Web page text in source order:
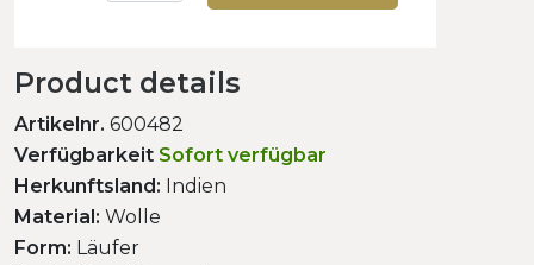
Product details
Artikelnr. 600482
Verfügbarkeit Sofort verfügbar
Herkunftsland: Indien
Material: Wolle
Form: Läufer